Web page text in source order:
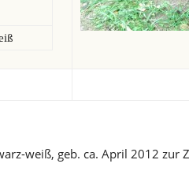
weiß, geb. ca. April 2012 zur